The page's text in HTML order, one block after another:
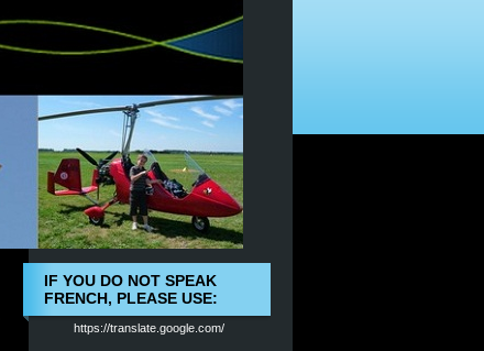
IF YOU DO NOT SPEAK
FRENCH, PLEASE USE:
https://translate.google.com/